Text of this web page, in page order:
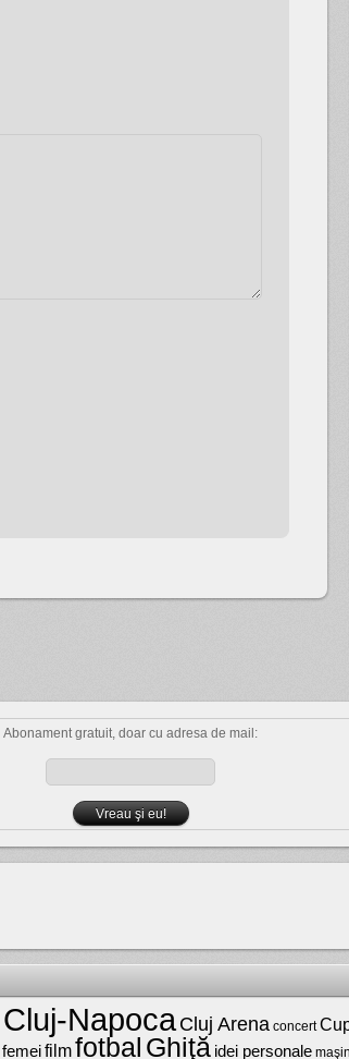
Abonament gratuit, doar cu adresa de mail:
Cluj-Napoca Cluj Arena concert
femeifilmfotbal Ghiţă idei personale